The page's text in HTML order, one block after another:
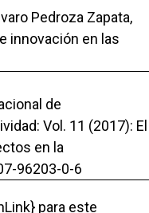
Pedroza Zapata,
innovación en las
de
Vol. 11 (2017): El
en la
96203-0-6
para este